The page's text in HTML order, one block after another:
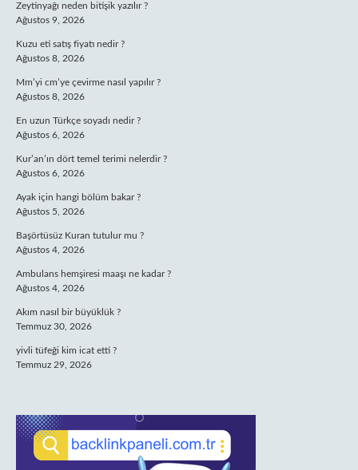
Zeytinyağı neden bitişik yazılır ?
Ağustos 9, 2026
Kuzu eti satış fiyatı nedir ?
Ağustos 8, 2026
Mm’yi cm’ye çevirme nasıl yapılır ?
Ağustos 8, 2026
En uzun Türkçe soyadı nedir ?
Ağustos 6, 2026
Kur’an’ın dört temel terimi nelerdir ?
Ağustos 6, 2026
Ayak için hangi bölüm bakar ?
Ağustos 5, 2026
Başörtüsüz Kuran tutulur mu ?
Ağustos 4, 2026
Ambulans hemşiresi maaşı ne kadar ?
Ağustos 4, 2026
Akım nasıl bir büyüklük ?
Temmuz 30, 2026
yivli tüfeği kim icat etti ?
Temmuz 29, 2026